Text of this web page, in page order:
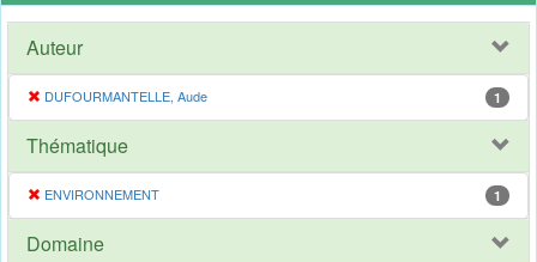
Auteur
DUFOURMANTELLE, Aude 1
Thématique
ENVIRONNEMENT 1
Domaine